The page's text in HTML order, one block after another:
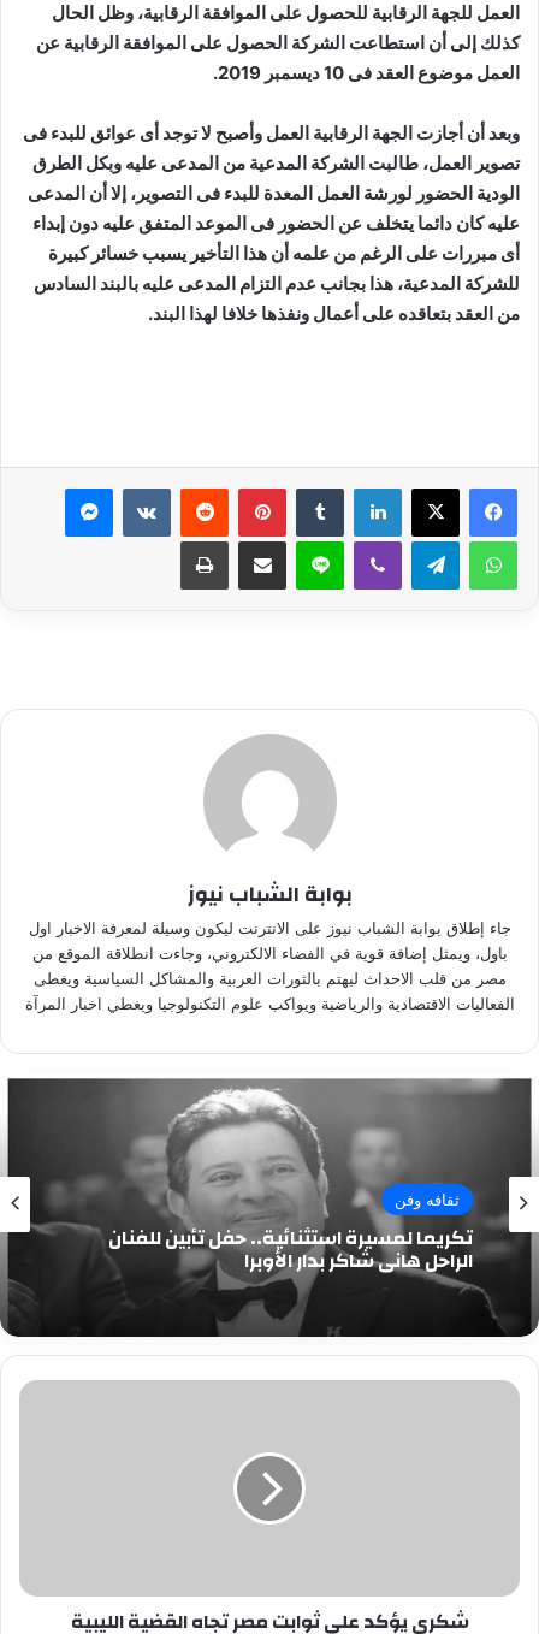
العمل للجهة الرقابية للحصول على الموافقة الرقابية، وظل الحال
كذلك إلى أن استطاعت الشركة الحصول على الموافقة الرقابية عن
العمل موضوع العقد فى 10 ديسمبر 2019.
وبعد أن أجازت الجهة الرقابية العمل وأصبح لا توجد أى عوائق للبدء فى
تصوير العمل، طالبت الشركة المدعية من المدعى عليه وبكل الطرق
الودية الحضور لورشة العمل المعدة للبدء فى التصوير، إلا أن المدعى
عليه كان دائما يتخلف عن الحضور فى الموعد المتفق عليه دون إبداء
أى مبررات على الرغم من علمه أن هذا التأخير يسبب خسائر كبيرة
للشركة المدعية، هذا بجانب عدم التزام المدعى عليه بالبند السادس
من العقد بتعاقده على أعمال ونفذها خلافا لهذا البند.
لينكدإن بينتيريست ماسنجر
واتساب تيلقرام ڤايبر لاين مشاركة عبر البريد طباعة
بوابة الشباب نيوز
جاء إطلاق بوابة الشباب نيوز على الانترنت ليكون وسيلة لمعرفة الاخبار اول
باول، ويمثل إضافة قوية في الفضاء الالكتروني، وجاءت انطلاقة الموقع من
مصر من قلب الاحداث ليهتم بالثورات العربية والمشاكل السياسية ويغطى
الفعاليات الاقتصادية والرياضية ويواكب علوم التكنولوجيا ويغطي اخبار المرآة
ثقافه وفن
تكريما لمسيرة استثنائية.. حفل تأبين للفنان
الراحل هاني شاكر بدار الأوبرا
شكرى
شكرى يؤكد على ثوابت مصر تجاه القضية الليبية